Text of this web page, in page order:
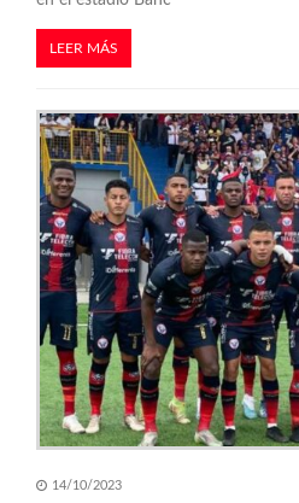
LEER MÁS
14/10/2023